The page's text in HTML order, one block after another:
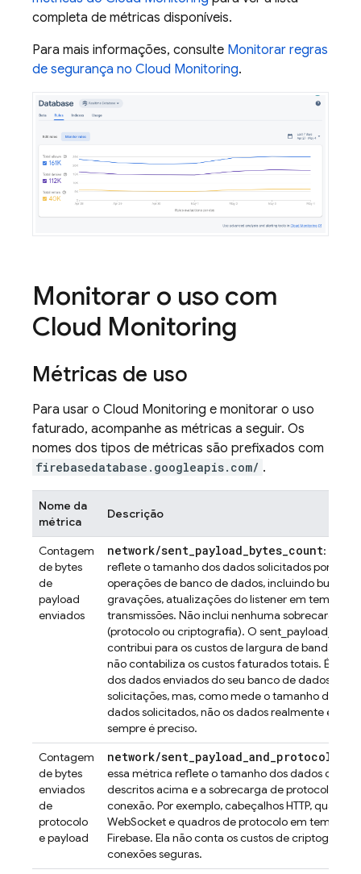
completa de métricas disponíveis.
Para mais informações, consulte Monitorar regras
de segurança no Cloud Monitoring.
Monitorar o uso com
Cloud Monitoring
Métricas de uso
Para usar o Cloud Monitoring e monitorar o uso
faturado, acompanhe as métricas a seguir. Os
nomes dos tipos de métricas são prefixados com
firebasedatabase.googleapis.com/ .
Nome da
métrica
Descrição
Contagem
de bytes
de
payload
enviados
network/sent_payload_bytes_count: essa
reflete o tamanho dos dados solicitados por
operações de banco de dados, incluindo buscas,
gravações, atualizações do listener em tempo
transmissões. Não inclui nenhuma sobrecarga
(protocolo ou criptografia). O
contribui para os custos de largura de banda de
não contabiliza os custos faturados totais. É uma
dos dados enviados do seu banco de dados em
solicitações, mas, como mede o tamanho do
dados solicitados, não os dados realmente
sempre é preciso.
Contagem
de bytes
enviados
de
protocolo
e payload
network/
essa métrica reflete o tamanho dos dados de
descritos acima e a sobrecarga de protocolo
conexão. Por exemplo, cabeçalhos HTTP, quadros
WebSocket e quadros de protocolo em tempo
Firebase. Ela não conta os custos de criptografia
conexões seguras.